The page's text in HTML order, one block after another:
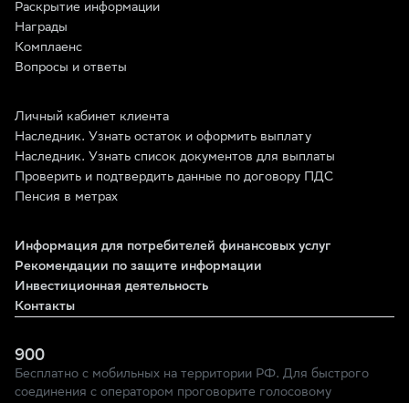
Раскрытие информации
Награды
Комплаенс
Вопросы и ответы
Личный кабинет клиента
Наследник. Узнать остаток и оформить выплату
Наследник. Узнать список документов для выплаты
Проверить и подтвердить данные по договору ПДС
Пенсия в метрах
Информация для потребителей финансовых услуг
Рекомендации по защите информации
Инвестиционная деятельность
Контакты
900
Бесплатно с мобильных на территории РФ. Для быстрого
соединения с оператором проговорите голосовому